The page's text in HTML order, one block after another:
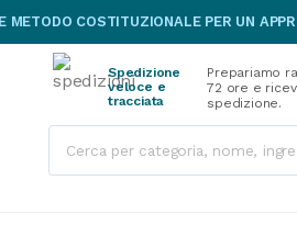
METODO COSTITUZIONALE PER UN
Spedizione
veloce e
tracciata
Prepariamo
72 ore e
spedizione.